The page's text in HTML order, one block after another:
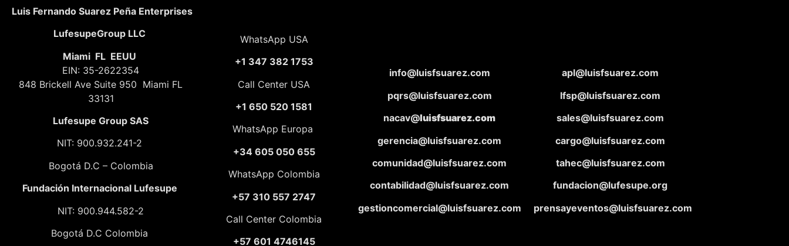
Luis Fernando Suarez Peña Enterprises
LufesupeGroup LLC
Miami FL EEUU
EIN: 35-2622354
848 Brickell Ave Suite 950 Miami FL
33131
Lufesupe Group SAS
NIT: 900.932.241-2
Bogotá D.C – Colombia
Fundación Internacional Lufesupe
NIT: 900.944.582-2
Bogotá D.C Colombia
WhatsApp USA
+1 347 382 1753
Call Center USA
+1 650 520 1581
WhatsApp Europa
+34 605 050 655
WhatsApp Colombia
+57 310 557 2747
Call Center Colombia
+57 601 4746145
info@luisfsuarez.com
pqrs@luisfsuarez.com
nacav@luisfsuarez.com
gerencia@luisfsuarez.com
comunidad@luisfsuarez.com
contabilidad@luisfsuarez.com
gestioncomercial@luisfsuarez.com
apl@luisfsuarez.com
lfsp@luisfsuarez.com
sales@luisfsuarez.com
cargo@luisfsuarez.com
tahec@luisfsuarez.com
fundacion@lufesupe.org
prensayeventos@luisfsuarez.com